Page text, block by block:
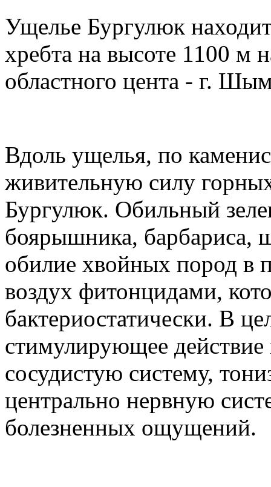
Ущелье Бургулюк
хребта на высоте 1100 м
областного цента - г.
Вдоль ущелья, по
живительную силу
Бургулюк. Обильный
боярышника, барбариса,
обилие хвойных пород в
воздух фитонцидами,
бактериостатически. В
стимулирующее
сосудистую систему,
центрально нервную
болезненных ощущений.